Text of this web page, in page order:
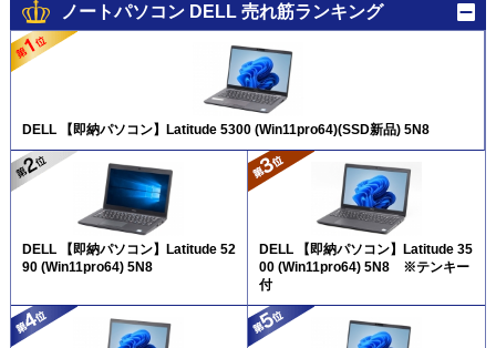
ノートパソコン DELL 売れ筋ランキング
DELL 【即納パソコン】Latitude 5300 (Win11pro64)(SSD新品) 5N8
DELL 【即納パソコン】Latitude 52
90 (Win11pro64) 5N8
DELL 【即納パソコン】Latitude 35
00 (Win11pro64) 5N8 ※テンキー
付